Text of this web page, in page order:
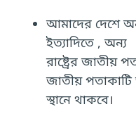
আমাদের দেশে
ইত্যাদিতে , অন্য
রাষ্ট্রের জাতীয়
জাতীয় পতাকাটি
স্থানে থাকবে।